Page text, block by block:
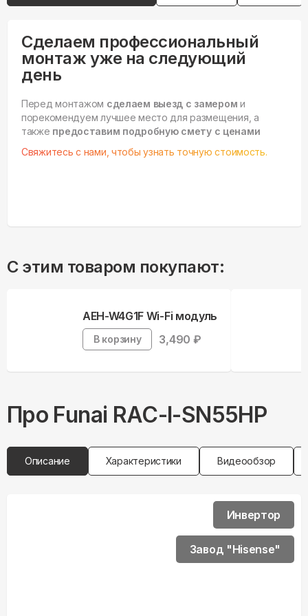
Сделаем профессиональный
монтаж уже на следующий
день
Перед монтажом сделаем выезд с замером и
порекомендуем лучшее место для размещения, а
также предоставим подробную смету с ценами
Свяжитесь с нами, чтобы узнать точную стоимость.
С этим товаром покупают:
AEH-W4G1F Wi-Fi модуль
В корзину 3,490 ₽
Про Funai RAC-I-SN55HP
Описание Характеристики Видеообзор
Инвертор
Завод "Hisense"